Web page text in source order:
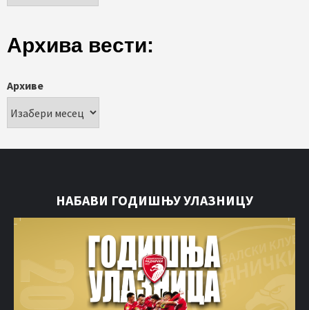
Архива вести:
Архиве
НАБАВИ ГОДИШЊУ УЛАЗНИЦУ